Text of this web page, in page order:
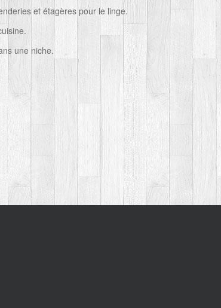
et étagères pour le linge.
une niche.